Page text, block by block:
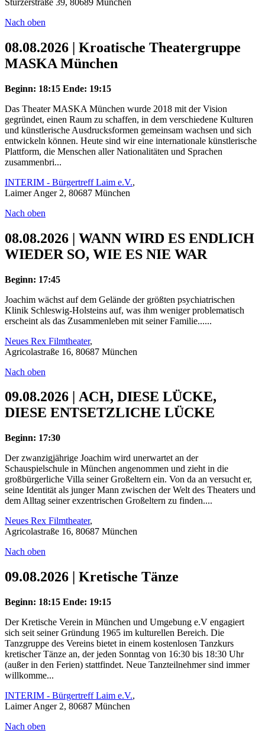
Stürzerstraße 39, 80689 München
Nach oben
08.08.2026 | Kroatische Theatergruppe
MASKA München
Beginn: 18:15 Ende: 19:15
Das Theater MASKA München wurde 2018 mit der Vision
gegründet, einen Raum zu schaffen, in dem verschiedene Kulturen
und künstlerische Ausdrucksformen gemeinsam wachsen und sich
entwickeln können. Heute sind wir eine internationale künstlerische
Plattform, die Menschen aller Nationalitäten und Sprachen
zusammenbri...
INTERIM - Bürgertreff Laim e.V.,
Laimer Anger 2, 80687 München
Nach oben
08.08.2026 | WANN WIRD ES ENDLICH
WIEDER SO, WIE ES NIE WAR
Beginn: 17:45
Joachim wächst auf dem Gelände der größten psychiatrischen
Klinik Schleswig-Holsteins auf, was ihm weniger problematisch
erscheint als das Zusammenleben mit seiner Familie......
Neues Rex Filmtheater,
Agricolastraße 16, 80687 München
Nach oben
09.08.2026 | ACH, DIESE LÜCKE,
DIESE ENTSETZLICHE LÜCKE
Beginn: 17:30
Der zwanzigjährige Joachim wird unerwartet an der
Schauspielschule in München angenommen und zieht in die
großbürgerliche Villa seiner Großeltern ein. Von da an versucht er,
seine Identität als junger Mann zwischen der Welt des Theaters und
dem Alltag seiner exzentrischen Großeltern zu finden....
Neues Rex Filmtheater,
Agricolastraße 16, 80687 München
Nach oben
09.08.2026 | Kretische Tänze
Beginn: 18:15 Ende: 19:15
Der Kretische Verein in München und Umgebung e.V engagiert
sich seit seiner Gründung 1965 im kulturellen Bereich. Die
Tanzgruppe des Vereins bietet in einem kostenlosen Tanzkurs
kretischer Tänze an, der jeden Sonntag von 16:30 bis 18:30 Uhr
(außer in den Ferien) stattfindet. Neue Tanzteilnehmer sind immer
willkomme...
INTERIM - Bürgertreff Laim e.V.,
Laimer Anger 2, 80687 München
Nach oben